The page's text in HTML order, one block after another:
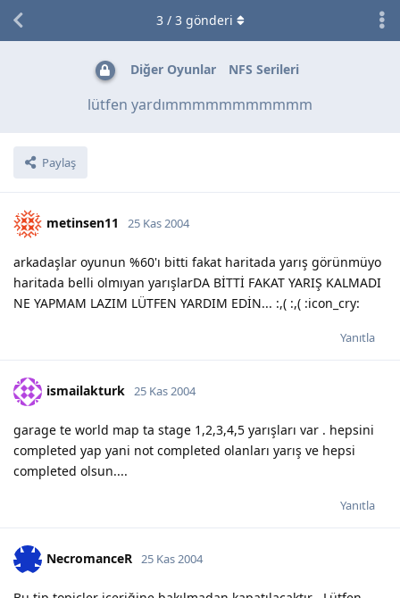
Diğer Oyunlar NFS Serileri
lütfen yardımmmmmmmmmmm
Paylaş
3 / 3 gönderi
metinsen11 25 Kas 2004
arkadaşlar oyunun %60'ı bitti fakat haritada yarış görünmüyo
haritada belli olmıyan yarışlarDA BİTTİ FAKAT YARIŞ KALMADI
NE YAPMAM LAZIM LÜTFEN YARDIM EDİN... :,( :,( :icon_cry:
Yanıtla
ismailakturk 25 Kas 2004
garage te world map ta stage 1,2,3,4,5 yarışları var . hepsini
completed yap yani not completed olanları yarış ve hepsi
completed olsun....
Yanıtla
NecromanceR 25 Kas 2004